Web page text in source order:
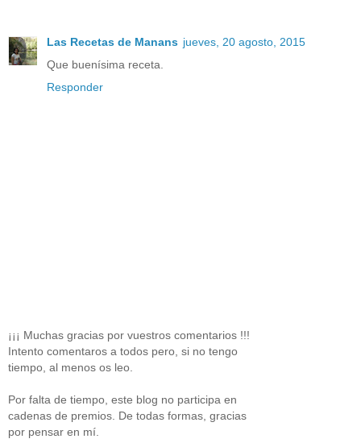
Las Recetas de Manans jueves, 20 agosto, 2015
Que buenísima receta.
Responder
¡¡¡ Muchas gracias por vuestros comentarios !!!
Intento comentaros a todos pero, si no tengo
tiempo, al menos os leo.
Por falta de tiempo, este blog no participa en
cadenas de premios. De todas formas, gracias
por pensar en mí.